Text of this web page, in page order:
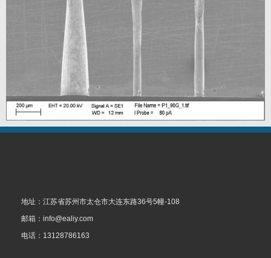
地址：江苏省苏州市太仓市大连东路36号5幢-108
邮箱：info@ealiy.com
电话：13128786163